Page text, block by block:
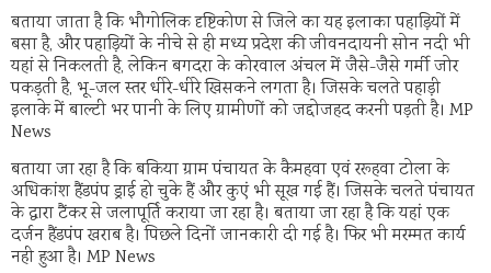
बताया जाता है कि भौगोलिक दृष्टिकोण से जिले का यह इलाका पहाड़ियों में
बसा है, और पहाड़ियों के नीचे से ही मध्य प्रदेश की जीवनदायनी सोन नदी भी
यहां से निकलती है, लेकिन बगदरा के कोरवाल अंचल में जैसे-जैसे गर्मी जोर
पकड़ती है, भू-जल स्तर धीरे-धीरे खिसकने लगता है। जिसके चलते पहाड़ी
इलाके में बाल्टी भर पानी के लिए ग्रामीणों को जद्दोजहद करनी पड़ती है। MP
News
बताया जा रहा है कि बकिया ग्राम पंचायत के कैमहवा एवं ररूहवा टोला के
अधिकांश हैंडपंप ड्राई हो चुके हैं और कुएं भी सूख गई हैं। जिसके चलते पंचायत
के द्वारा टैंकर से जलापूर्ति कराया जा रहा है। बताया जा रहा है कि यहां एक
दर्जन हैंडपंप खराब है। पिछले दिनों जानकारी दी गई है। फिर भी मरम्मत कार्य
नही हुआ है। MP News